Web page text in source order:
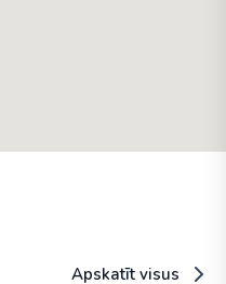
Apskatīt visus